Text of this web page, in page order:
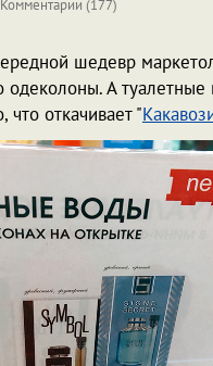
Комментарии (177)
шедевр
одеколоны. А
что откачивает "